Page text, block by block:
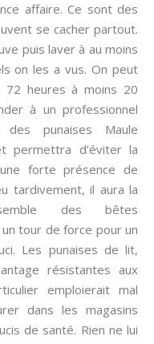
affaire. Ce sont des
se cacher partout.
puis laver à au moins
on les a vus. On peut
72 heures à moins 20
à un professionnel
des punaises Maule
permettra d’éviter la
forte présence de
tardivement, il aura la
des bêtes
tour de force pour un
Les punaises de lit,
résistantes aux
emploierait mal
dans les magasins
de santé. Rien ne lui